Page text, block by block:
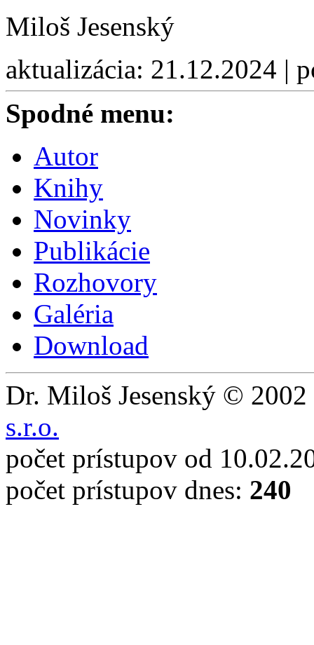
Miloš Jesenský
aktualizácia: 21.12.2024 |
Spodné menu:
Autor
Knihy
Novinky
Publikácie
Rozhovory
Galéria
Download
Dr. Miloš Jesenský ©
s.r.o.
počet prístupov od
počet prístupov dnes: 240